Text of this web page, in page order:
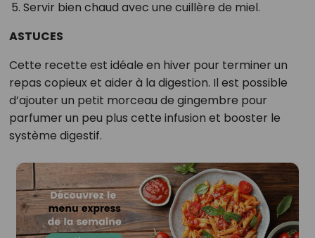
Servir bien chaud avec une cuillère de miel.
ASTUCES
Cette recette est idéale en hiver pour terminer un
repas copieux et aider à la digestion. Il est possible
d’ajouter un petit morceau de gingembre pour
parfumer un peu plus cette infusion et booster le
système digestif.